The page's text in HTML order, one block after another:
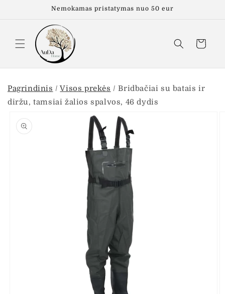
Nemokamas pristatymas nuo 50 eur
Krepšelis
Pagrindinis /Visos prekės /Bridbačiai su batais ir
diržu, tamsiai žalios spalvos, 46 dydis
informacijos
apie gaminį